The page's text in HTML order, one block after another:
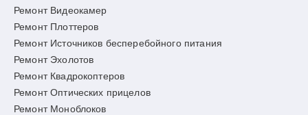
Ремонт Видеокамер
Ремонт Плоттеров
Ремонт Источников бесперебойного питания
Ремонт Эхолотов
Ремонт Квадрокоптеров
Ремонт Оптических прицелов
Ремонт Моноблоков